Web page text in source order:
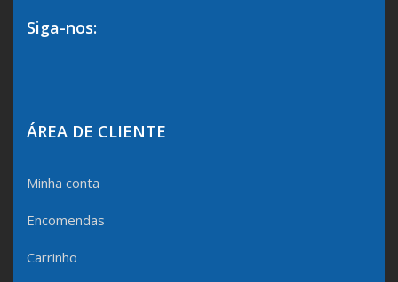
Siga-nos:
ÁREA DE CLIENTE
Minha conta
Encomendas
Carrinho